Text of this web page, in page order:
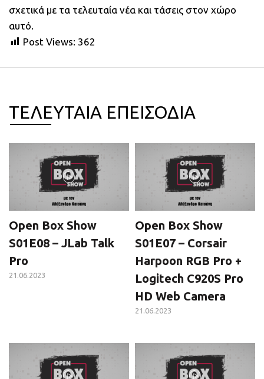
σχετικά με τα τελευταία νέα και τάσεις στον χώρο
αυτό.
Post Views: 362
ΤΕΛΕΥΤΑΙΑ ΕΠΕΙΣΟΔΙΑ
Open Box Show
S01E08 – JLab Talk
Pro
21.06.2023
Open Box Show
S01E07 – Corsair
Harpoon RGB Pro +
Logitech C920S Pro
HD Web Camera
21.06.2023